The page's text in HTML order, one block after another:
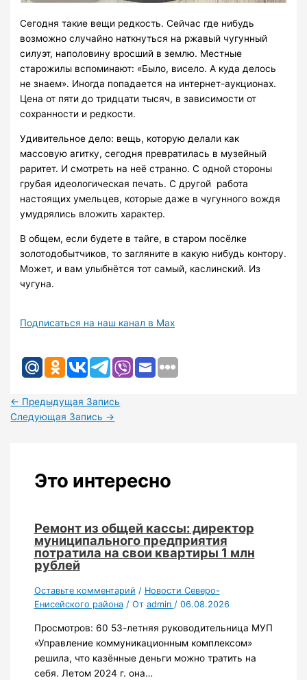
Сегодня такие вещи редкость. Сейчас где нибудь
возможно случайно наткнуться на ржавый чугунный
силуэт, наполовину вросший в землю. Местные
старожилы вспоминают: «Было, висело. А куда делось
не знаем». Иногда попадается на интернет-аукционах.
Цена от пяти до тридцати тысяч, в зависимости от
сохранности и редкости.
Удивительное дело: вещь, которую делали как
массовую агитку, сегодня превратилась в музейный
раритет. И смотреть на неё странно. С одной стороны
грубая идеологическая печать. С другой работа
настоящих умельцев, которые даже в чугунного вождя
умудрялись вложить характер.
В общем, если будете в тайге, в старом посёлке
золотодобытчиков, то загляните в какую нибудь контору.
Может, и вам улыбнётся тот самый, каслинский. Из
чугуна.
Подписаться на наш канал в Max
← Предыдущая Запись
Следующая Запись →
Это интересно
Ремонт из общей кассы: директор
муниципального предприятия
потратила на свои квартиры 1 млн
рублей
Оставьте комментарий / Новости Северо-
Енисейского района/ От admin / 06.08.2026
Просмотров: 60 53-летняя руководительница МУП
«Управление коммуникационным комплексом»
решила, что казённые деньги можно тратить на
себя. Летом 2024 г. она…